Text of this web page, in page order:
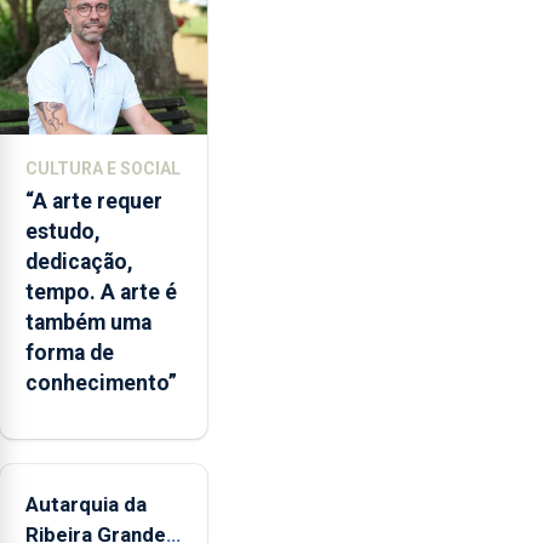
de
álcool
à
noite,
com
de
diminuir
consumos
excessivos
e
comportamentos
de
Pedro
elogia
o
CULTURA E SOCIAL
“A arte requer
estudo,
dedicação,
tempo. A arte é
também uma
forma de
conhecimento”
Autarquia da
Ribeira Grande